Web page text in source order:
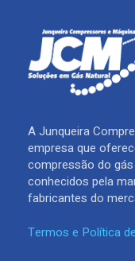
A Junqueira
empresa que
compressão do
conhecidos pela
fabricantes do
Termos e Política